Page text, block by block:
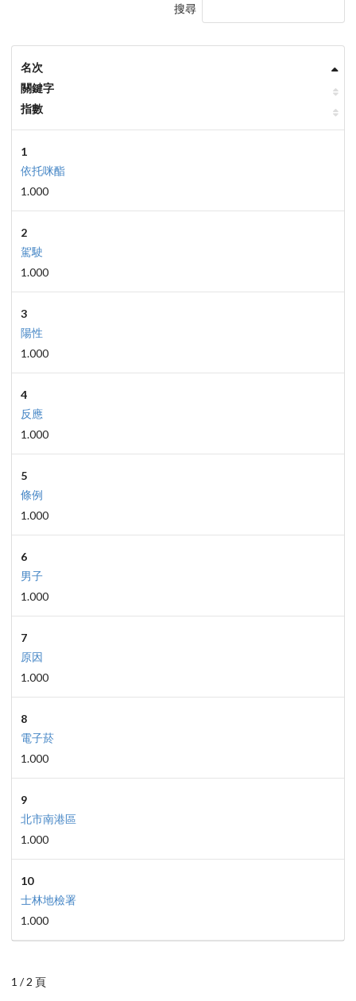
搜尋
名次
關鍵字
指數
1
依托咪酯
1.000
2
駕駛
1.000
3
陽性
1.000
4
反應
1.000
5
條例
1.000
6
男子
1.000
7
原因
1.000
8
電子菸
1.000
9
北市南港區
1.000
10
士林地檢署
1.000
1 / 2 頁